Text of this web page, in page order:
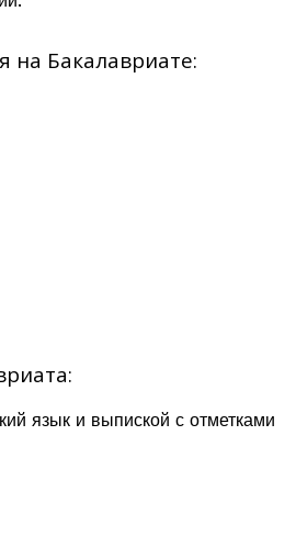
на Бакалавриате:
язык и выпиской с отметками